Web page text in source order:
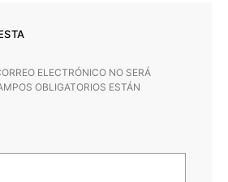
ELECTRÓNICO NO SERÁ
OBLIGATORIOS ESTÁN